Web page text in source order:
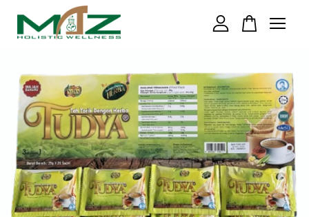
Your cart is currently empty.
CONTINUE SHOPPING